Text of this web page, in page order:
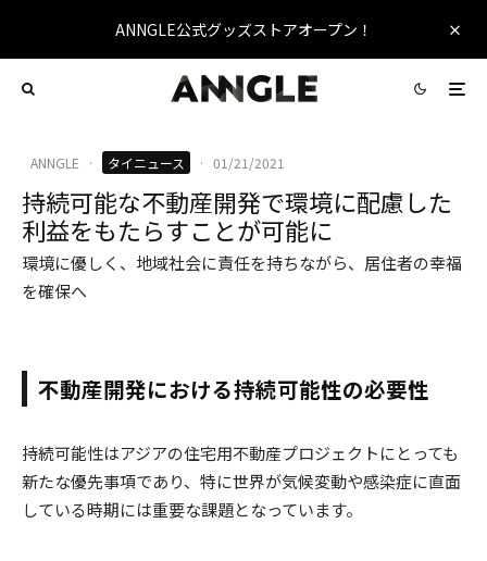
ANNGLE公式グッズストアオープン！
ANNGLE · タイニュース · 01/21/2021
持続可能な不動産開発で環境に配慮した
利益をもたらすことが可能に
環境に優しく、地域社会に責任を持ちながら、居住者の幸福
を確保へ
不動産開発における持続可能性の必要性
持続可能性はアジアの住宅用不動産プロジェクトにとっても
新たな優先事項であり、特に世界が気候変動や感染症に直面
している時期には重要な課題となっています。